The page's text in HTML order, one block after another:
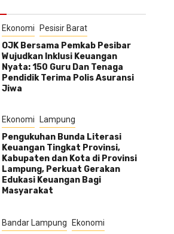
Ekonomi Pesisir Barat
OJK Bersama Pemkab Pesibar
Wujudkan Inklusi Keuangan
Nyata: 150 Guru Dan Tenaga
Pendidik Terima Polis Asuransi
Jiwa
Ekonomi Lampung
Pengukuhan Bunda Literasi
Keuangan Tingkat Provinsi,
Kabupaten dan Kota di Provinsi
Lampung, Perkuat Gerakan
Edukasi Keuangan Bagi
Masyarakat
Bandar Lampung Ekonomi